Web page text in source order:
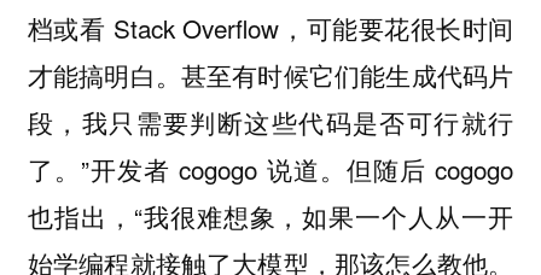
档或看 Stack Overflow，可能要花很长时间
才能搞明白。甚至有时候它们能生成代码片
段，我只需要判断这些代码是否可行就行
了。”开发者 cogogo 说道。但随后 cogogo
也指出，“我很难想象，如果一个人从一开
始学编程就接触了大模型，那该怎么教他。